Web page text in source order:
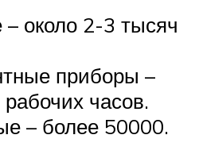
– около 2-3 тысяч
приборы –
часов.
– более 50000.